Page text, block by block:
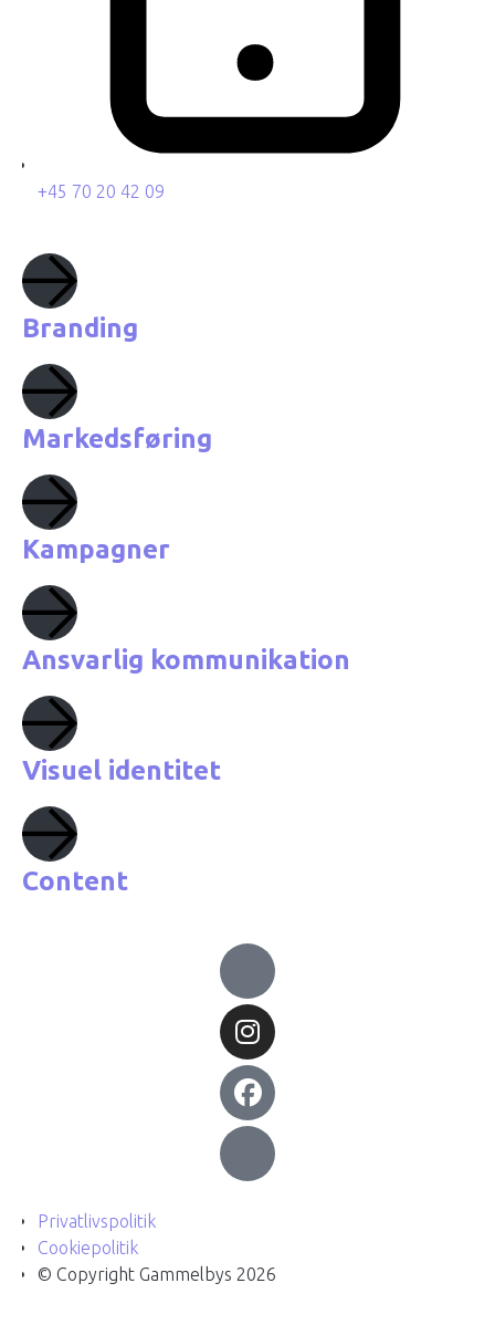
+45 70 20 42 09
Branding
Markedsføring
Kampagner
Ansvarlig kommunikation
Visuel identitet
Content
Privatlivspolitik
Cookiepolitik
© Copyright Gammelbys 2026